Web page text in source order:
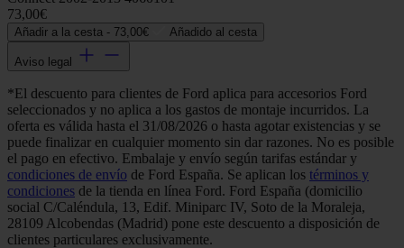
73,00€
Añadir a la cesta - 73,00€ Añadido al cesta
Aviso legal
*El descuento para clientes de Ford aplica para accesorios Ford
seleccionados y no aplica a los gastos de montaje incurridos. La
oferta es válida hasta el 31/08/2026 o hasta agotar existencias y se
puede finalizar en cualquier momento sin dar razones. No es posible
el pago en efectivo. Embalaje y envío según tarifas estándar y
condiciones de envío de Ford España. Se aplican los términos y
condiciones de la tienda en línea Ford. Ford España (domicilio
social C/Caléndula, 13, Edif. Miniparc IV, Soto de la Moraleja,
28109 Alcobendas (Madrid) pone este descuento a disposición de
clientes particulares exclusivamente.